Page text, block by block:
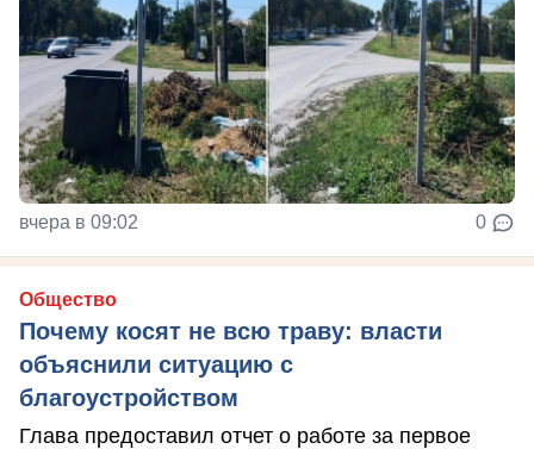
вчера в 09:02 0
Общество
Почему косят не всю траву: власти
объяснили ситуацию с
благоустройством
Глава предоставил отчет о работе за первое